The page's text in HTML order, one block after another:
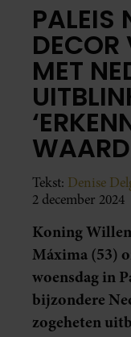
PALEIS
DECOR
MET
Tekst: Denise
2 december 2024
Koning
Máxima (53)
woensdag in
bijzondere
zogeheten